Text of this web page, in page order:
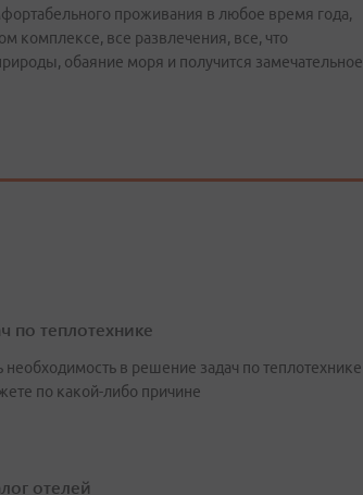
проживания в любое время года,
комплексе, все развлечения, все, что
обаяние моря и получится замечательное
по теплотехнике
необходимость в решение задач по теплотехнике
по какой-либо причине
отелей